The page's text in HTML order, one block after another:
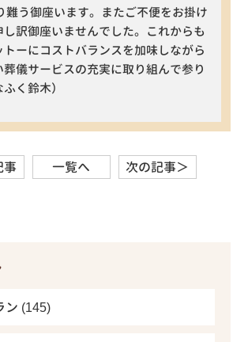
難う御座います。またご不便をお掛け
訳御座いませんでした。これからも
ーにコストバランスを加味しながら
儀サービスの充実に取り組んで参り
く鈴木）
事 一覧へ 次の記事＞
ン (145)